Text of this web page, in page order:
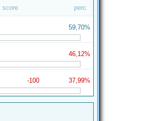
score perc
59,70%
46,12%
-100 37,99%